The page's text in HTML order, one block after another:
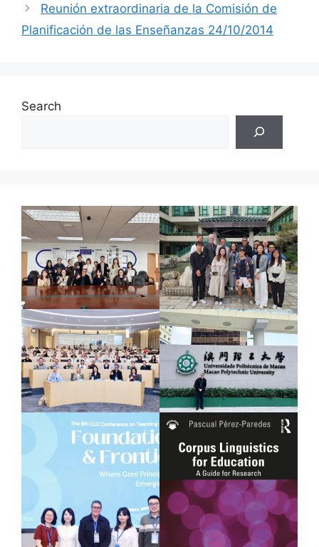
Reunión extraordinaria de la Comisión de
Planificación de las Enseñanzas 24/10/2014
Search